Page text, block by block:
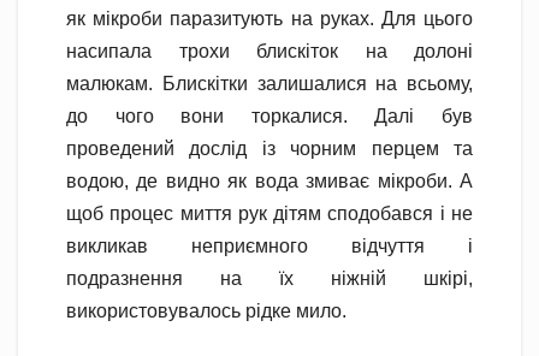
як мікроби паразитують на руках. Для цього
насипала трохи блискіток на долоні
малюкам. Блискітки залишалися на всьому,
до чого вони торкалися. Далі був
проведений дослід із чорним перцем та
водою, де видно як вода змиває мікроби. А
щоб процес миття рук дітям сподобався і не
викликав неприємного відчуття і
подразнення на їх ніжній шкірі,
використовувалось рідке мило.